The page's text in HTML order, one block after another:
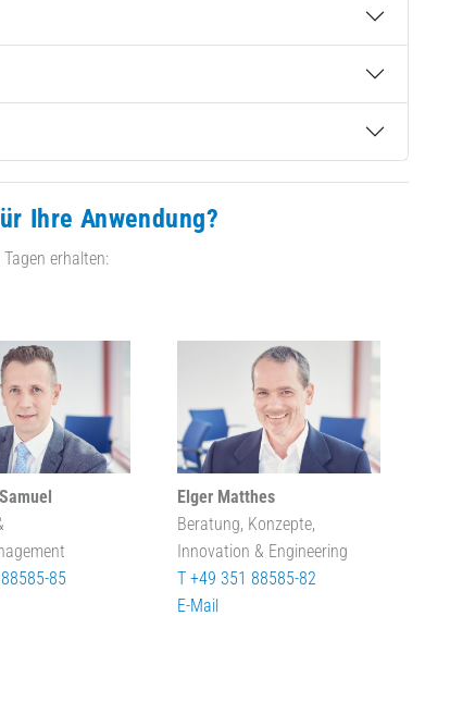
Ihre Anwendung?
erhalten:
85
Elger Matthes
Beratung, Konzepte,
Innovation & Engineering
T +49 351 88585-82
E-Mail